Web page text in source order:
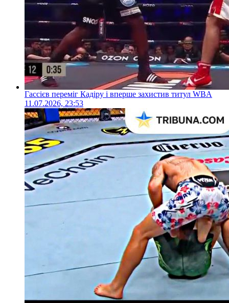
Гассієв переміг Кадіру і вперше захистив титул WBA
11.07.2026, 23:53